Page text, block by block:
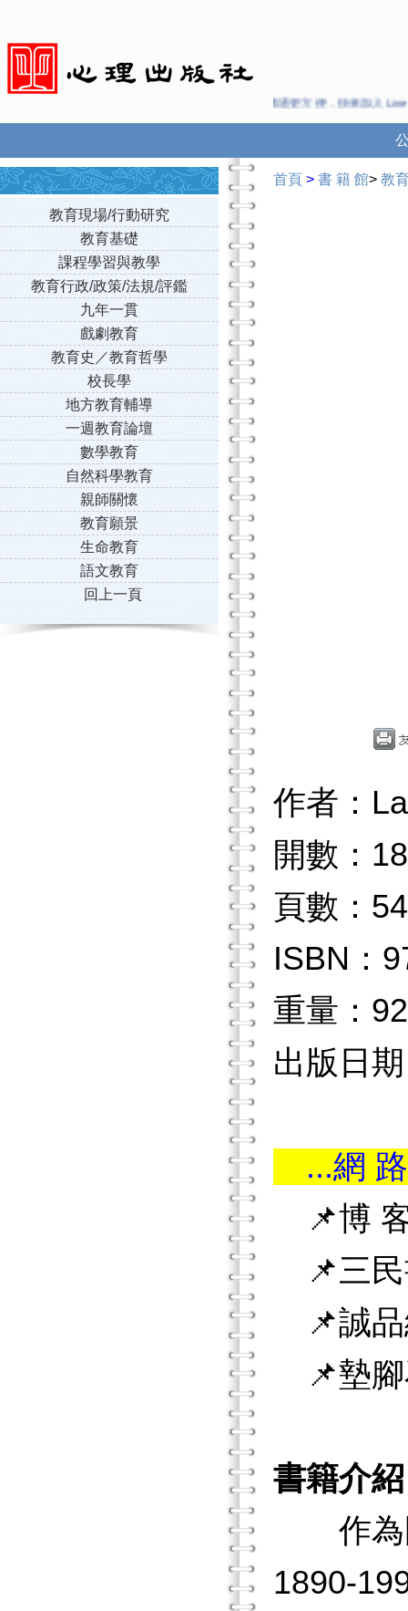
溝通更方便，快來加入Line 與
教育現場/行動研究
教育基礎
課程學習與教學
教育行政/政策/法規/評鑑
九年一貫
戲劇教育
教育史／教育哲學
校長學
地方教育輔導
一週教育論壇
數學教育
自然科學教育
親師關懷
教育願景
生命教育
語文教育
回上一頁
首頁 > 書 籍 館> 教
作者：
開數：18
頁數：
ISBN：
重量：
出版日
...網
📌博
📌三民
📌誠品
📌墊腳
書籍介紹
作為國
1890-